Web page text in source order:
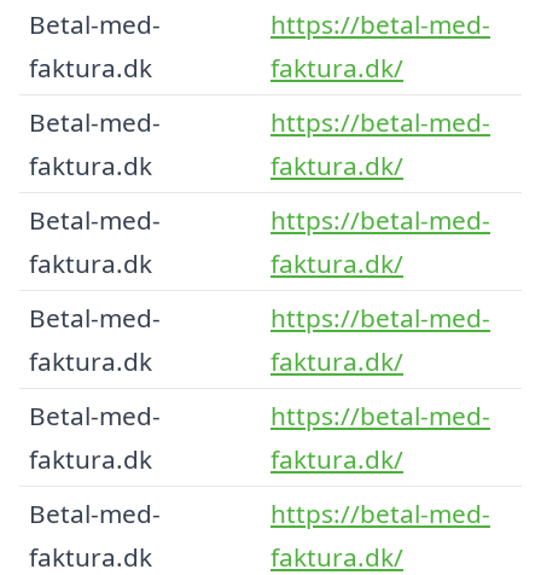
Betal-med-
faktura.dk
https://betal-med-
faktura.dk/
Betal-med-
faktura.dk
https://betal-med-
faktura.dk/
Betal-med-
faktura.dk
https://betal-med-
faktura.dk/
Betal-med-
faktura.dk
https://betal-med-
faktura.dk/
Betal-med-
faktura.dk
https://betal-med-
faktura.dk/
Betal-med-
faktura.dk
https://betal-med-
faktura.dk/